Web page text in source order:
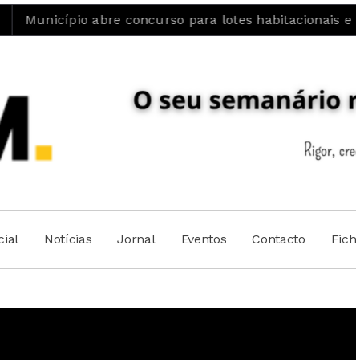
concurso para lotes habitacionais e reforça aposta
Notícias Jornal Eventos Contacto